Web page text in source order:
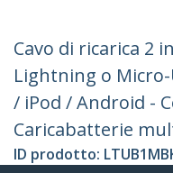
Cavo di ricarica 2
Lightning o
/ iPod / Android -
Caricabatterie
ID prodotto: